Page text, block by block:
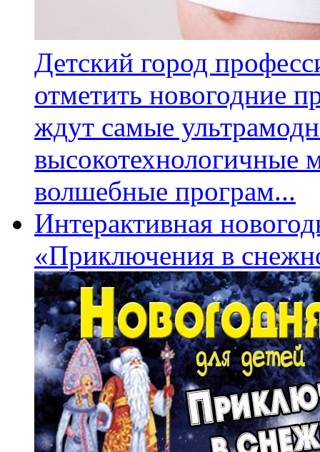
Детский город
отметить новогодние
ждут самые
высокотехнологичные
волшебные програм...
Интерактивная
«Приключения в